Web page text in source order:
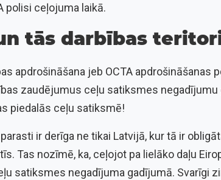
polisi ceļojuma laikā.
tās darbības
apdrošināšana jeb OCTA apdrošināšanas
zaudējumus ceļu satiksmes negadījumu
piedalās ceļu satiksmē!
ir derīga ne tikai Latvijā, kur tā ir
Tas nozīmē, ka, ceļojot pa lielāko daļu
satiksmes negadījuma gadījumā. Svarīgi